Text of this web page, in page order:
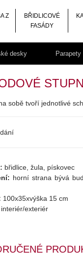
Z
BŘIDLICOVÉ
FASÁDY
desky Parapety
sobě tvoří jednotlivé
břidlice, žula, pískovec
horní strana bývá
100x35xvýška 15 cm
interiér/exteriér